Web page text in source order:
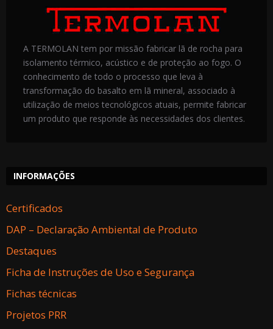
A TERMOLAN tem por missão fabricar lã de rocha para
isolamento térmico, acústico e de proteção ao fogo. O
conhecimento de todo o processo que leva à
transformação do basalto em lã mineral, associado à
utilização de meios tecnológicos atuais, permite fabricar
um produto que responde às necessidades dos clientes.
INFORMAÇÕES
Certificados
DAP – Declaração Ambiental de Produto
Destaques
Ficha de Instruções de Uso e Segurança
Fichas técnicas
Projetos PRR